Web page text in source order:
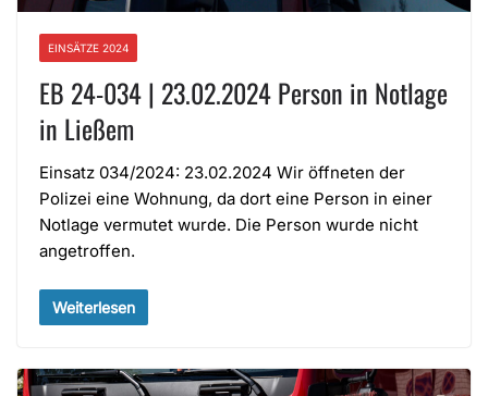
EINSÄTZE 2024
EB 24-034 | 23.02.2024 Person in Notlage
in Ließem
Einsatz 034/2024: 23.02.2024 Wir öffneten der
Polizei eine Wohnung, da dort eine Person in einer
Notlage vermutet wurde. Die Person wurde nicht
angetroffen.
Weiterlesen